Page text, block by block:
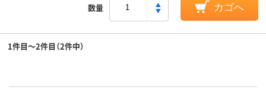
数量 カゴへ
1件目～2件目（2件中）